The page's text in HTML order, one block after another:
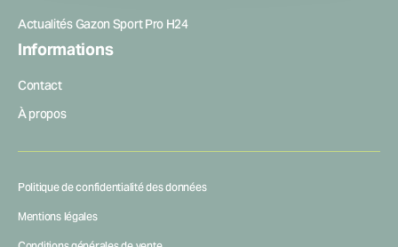
Actualités Gazon Sport Pro H24
Informations
Contact
À propos
Politique de confidentialité des données
Mentions légales